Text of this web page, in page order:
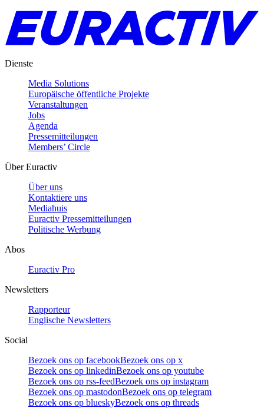
Dienste
Media Solutions
Europäische öffentliche Projekte
Veranstaltungen
Jobs
Agenda
Pressemitteilungen
Members’ Circle
Über Euractiv
Über uns
Kontaktiere uns
Mediahuis
Euractiv Pressemitteilungen
Politische Werbung
Abos
Euractiv Pro
Newsletters
Rapporteur
Englische Newsletters
Social
Bezoek ons op facebookBezoek ons op x
Bezoek ons op linkedinBezoek ons op youtube
Bezoek ons op rss-feedBezoek ons op instagram
Bezoek ons op mastodonBezoek ons op telegram
Bezoek ons op blueskyBezoek ons op threads